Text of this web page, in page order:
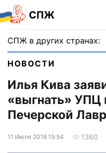
СПЖ
СПЖ в других странах:
НОВОСТИ
Илья Кива
«выгнать» УПЦ
Печерской
11 Июля 2016 15:54 1360